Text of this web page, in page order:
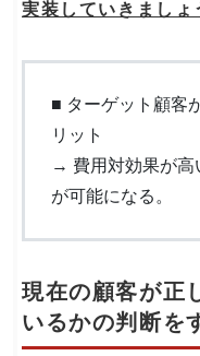
実装していきましょ
■ ターゲット顧客
リット
→ 費用対効果が高
が可能になる。
現在の顧客が正
いるかの判断を